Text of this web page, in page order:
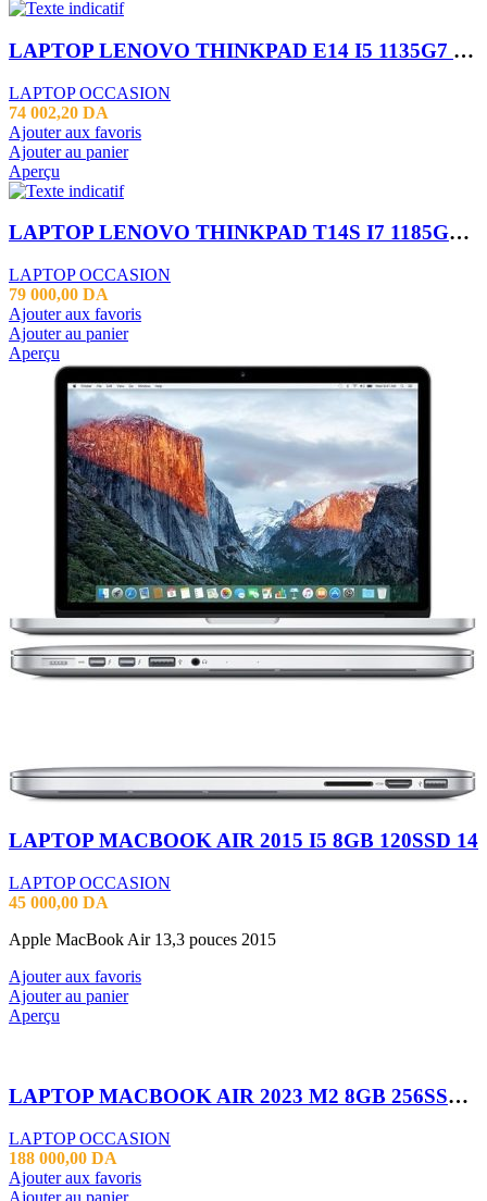
LAPTOP LENOVO THINKPAD E14 I5 1135G7 16GB 256SSD 14″
LAPTOP OCCASION
74 002,20 DA
Ajouter aux favoris
Ajouter au panier
Aperçu
LAPTOP LENOVO THINKPAD T14S I7 1185G7 16GB 512SSD 14″
LAPTOP OCCASION
79 000,00 DA
Ajouter aux favoris
Ajouter au panier
Aperçu
LAPTOP MACBOOK AIR 2015 I5 8GB 120SSD 14
LAPTOP OCCASION
45 000,00 DA
Apple MacBook Air 13,3 pouces 2015
Ajouter aux favoris
Ajouter au panier
Aperçu
LAPTOP MACBOOK AIR 2023 M2 8GB 256SSD 15″
LAPTOP OCCASION
188 000,00 DA
Ajouter aux favoris
Ajouter au panier